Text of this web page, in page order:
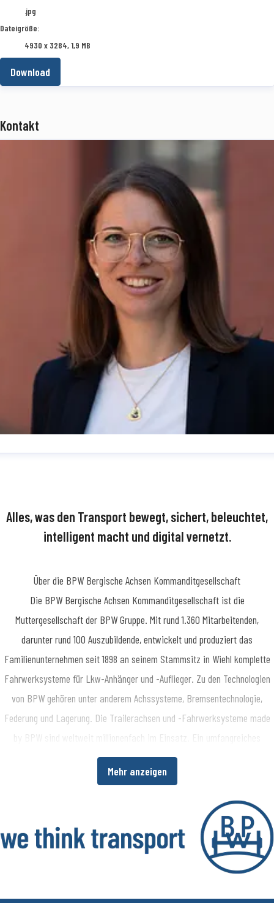
.jpg
Dateigröße:
4930 x 3284, 1,9 MB
Download
Kontakt
Alles, was den Transport bewegt, sichert, beleuchtet,
intelligent macht und digital vernetzt.
Mehr anzeigen
Über die BPW Bergische Achsen Kommanditgesellschaft
​Die BPW Bergische Achsen Kommanditgesellschaft ist die
Muttergesellschaft der BPW Gruppe. Mit rund 1.360 Mitarbeitenden,
darunter rund 100 Auszubildende, entwickelt und produziert das
Familienunternehmen seit 1898 an seinem Stammsitz in Wiehl komplette
Fahrwerksysteme für Lkw-Anhänger und -Auflieger. Zu den Technologien
von BPW gehören unter anderem Achssysteme, Bremsentechnologie,
Federung und Lagerung. Die Trailerachsen und -Fahrwerksysteme made
by BPW sind weltweit millionenfach im Einsatz. Ein umfangreiches
Dienstleistungsspektrum bietet Fahrzeugherstellern und -betreibern
darüber hinaus die Möglichkeit, die Wirtschaftlichkeit in ihren
Produktions- bzw. Transportprozessen zu erhöhen. www.bpw.de
Über die BPW Gruppe
​Die BPW Gruppe erforscht, entwickelt und produziert alles, was den
Transport bewegt, sichert, beleuchtet, intelligent macht und digital